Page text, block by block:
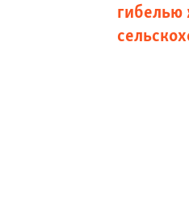
гибелью